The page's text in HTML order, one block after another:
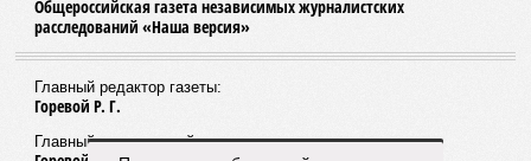
популярности. В 2024 году в столице республики, городе
Чебоксары, на базе спортивной школы № 11 состоялось
торжественное открытие Республиканского центра
единоборств «Керешу». площадка имеет все необходимые
условия для полноценной подготовки спортсменов
высокого класса.